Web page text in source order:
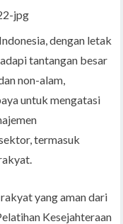
dengan letak
tantangan besar
non-alam,
untuk mengatasi
termasuk
yang aman dari
Kesejahteraan